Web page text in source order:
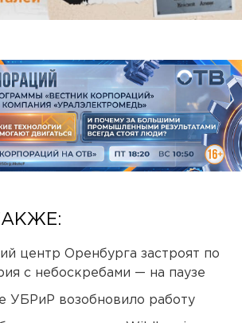
центр Оренбурга застроят по
с небоскребами — на паузе
УБРиР возобновило работу